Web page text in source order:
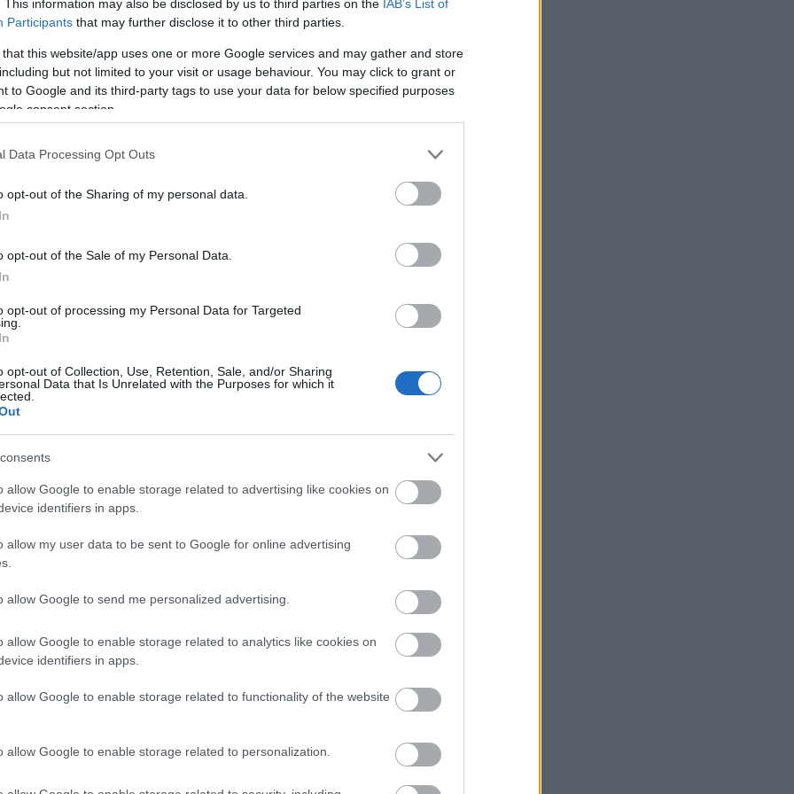
This information may also be disclosed by us to third parties on the IAB’s List of
Participants that may further disclose it to other third parties.
that this website/app uses one or more Google services and may gather and store
but not limited to your visit or usage behaviour. You may click to grant or
to Google and its third-party tags to use your data for below specified purposes
consent section.
Data Processing Opt Outs
opt-out of the Sharing of my personal data.
opt-out of the Sale of my Personal Data.
opt-out of processing my Personal Data for Targeted
opt-out of Collection, Use, Retention, Sale, and/or Sharing
Data that Is Unrelated with the Purposes for which it
allow Google to enable storage related to advertising like cookies on
identifiers in apps.
allow my user data to be sent to Google for online advertising
allow Google to send me personalized advertising.
allow Google to enable storage related to analytics like cookies on
identifiers in apps.
allow Google to enable storage related to functionality of the website
allow Google to enable storage related to personalization.
χαρά από το να καταγράφεται μια τόσο μεγάλη
πραγματοποιούνται πέντε διαδοχικές
τους νικητές. Σε όλες τις υπο-κληρώσεις
αυξάνοντας τις πιθανότητες των λαχνών
κάθε έκδοσης, στην οποία και κληρώνεται ο
προσωπικό αριθμό και να τον ακολουθήσουν
κυκλοφορεί για κάθε κλήρωση σε δεκάδες
γραμματίου ανέρχεται στα 4 ευρώ»,
αριθμός του παίκτη ή η χιλιάδα στην οποία
αριθμό. Προμηθεύεται το λαχείο της
από αυτή.
σε ακόμα περισσότερες κληρώσεις
του Πρώτου Λαχνού.
ευρώ κληρώνεται την τελευταία ημέρα της Ε’
κλήρωσης κυμαίνονται από 10.000 μέχρι
300 και 5.000 ευρώ. Επιπλέον, στην